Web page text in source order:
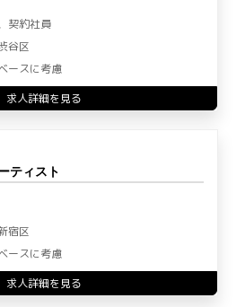
契約社員
谷区
ースに考慮
求人詳細を見る
ティスト
宿区
ースに考慮
求人詳細を見る